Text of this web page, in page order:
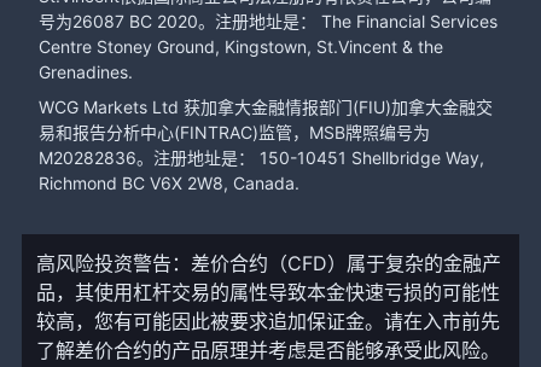
号为26087 BC 2020。注册地址是： The Financial Services
Centre Stoney Ground, Kingstown, St.Vincent & the
Grenadines.
WCG Markets Ltd 获加拿大金融情报部门(FIU)加拿大金融交
易和报告分析中心(FINTRAC)监管，MSB牌照编号为
M20282836。注册地址是： 150-10451 Shellbridge Way,
Richmond BC V6X 2W8, Canada.
高风险投资警告：差价合约（CFD）属于复杂的金融产
品，其使用杠杆交易的属性导致本金快速亏损的可能性
较高，您有可能因此被要求追加保证金。请在入市前先
了解差价合约的产品原理并考虑是否能够承受此风险。